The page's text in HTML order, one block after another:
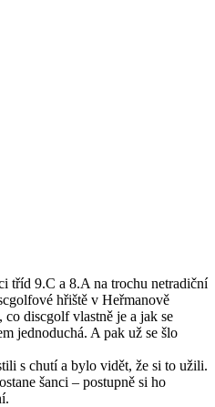
tříd 9.C a 8.A na trochu netradiční
hřiště v Heřmanově
discgolf vlastně je a jak se
jednoduchá. A pak už se šlo
s chutí a bylo vidět, že si to užili.
šanci – postupně si ho